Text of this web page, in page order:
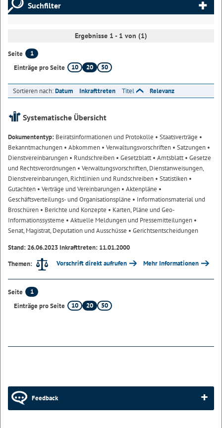
Suchfilter
Ergebnisse 1 - 1 von (1)
Seite
1
Einträge pro Seite
10 20 50
Sortieren nach:Datum Inkrafttreten Titel Relevanz
Systematische Übersicht
Dokumententyp: Beiratsinformationen und Protokolle • Staatsverträge •
Bekanntmachungen • Abkommen • Verwaltungsvorschriften • Satzungen •
Dienstvereinbarungen • Rundschreiben • Gesetzblatt• Amtsblatt• Gesetze
und Rechtsverordnungen • Verwaltungsvorschriften, Dienstanweisungen,
Dienstvereinbarungen, Richtlinien und Rundschreiben • Statistiken •
Gutachten • Verträge und Vereinbarungen • Aktenpläne •
Geschäftsverteilungs- und Organisationspläne • Informationsmaterial und
Broschüren • Berichte und Konzepte • Karten, Pläne und Geo-
Informationssysteme • Aktuelle Meldungen und Pressemitteilungen •
Senat, Magistrat, Deputation und Ausschüsse • Gerichtsentscheidungen
Stand: 26.06.2023 Inkrafttreten: 11.01.2000
Themen:
Vorschrift direkt aufrufen Mehr Informationen
Seite
1
Einträge pro Seite
10 20 50
Feedback